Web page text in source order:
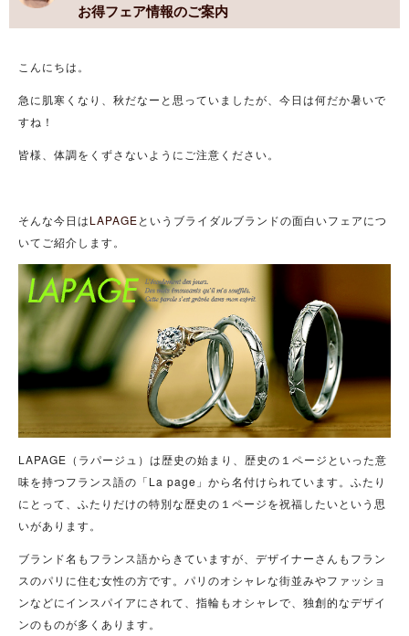
お得フェア情報のご案内
こんにちは。
急に肌寒くなり、秋だなーと思っていましたが、今日は何だか暑いで
すね！
皆様、体調をくずさないようにご注意ください。
そんな今日はLAPAGEというブライダルブランドの面白いフェアにつ
いてご紹介します。
LAPAGE（ラパージュ）は歴史の始まり、歴史の１ページといった意
味を持つフランス語の「La page」から名付けられています。ふたり
にとって、ふたりだけの特別な歴史の１ページを祝福したいという思
いがあります。
ブランド名もフランス語からきていますが、デザイナーさんもフラン
スのパリに住む女性の方です。パリのオシャレな街並みやファッショ
ンなどにインスパイアにされて、指輪もオシャレで、独創的なデザイ
ンのものが多くあります。